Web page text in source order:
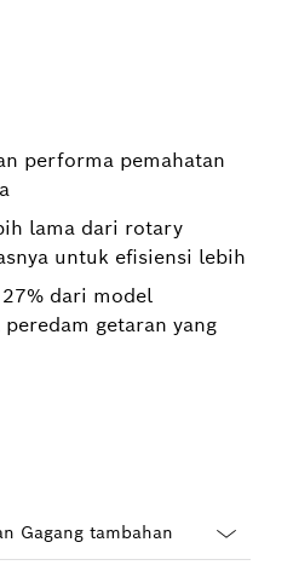
performa pemahatan
lama dari rotary
untuk efisiensi lebih
dari model
getaran yang